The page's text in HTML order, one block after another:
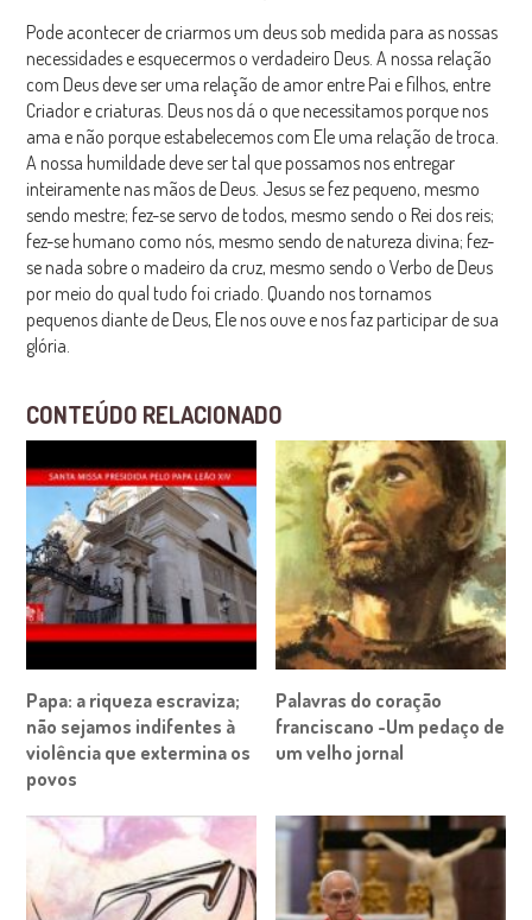
Pode acontecer de criarmos um deus sob medida para as nossas
necessidades e esquecermos o verdadeiro Deus. A nossa relação
com Deus deve ser uma relação de amor entre Pai e filhos, entre
Criador e criaturas. Deus nos dá o que necessitamos porque nos
ama e não porque estabelecemos com Ele uma relação de troca.
A nossa humildade deve ser tal que possamos nos entregar
inteiramente nas mãos de Deus. Jesus se fez pequeno, mesmo
sendo mestre; fez-se servo de todos, mesmo sendo o Rei dos reis;
fez-se humano como nós, mesmo sendo de natureza divina; fez-
se nada sobre o madeiro da cruz, mesmo sendo o Verbo de Deus
por meio do qual tudo foi criado. Quando nos tornamos
pequenos diante de Deus, Ele nos ouve e nos faz participar de sua
glória.
CONTEÚDO RELACIONADO
Papa: a riqueza escraviza;
não sejamos indifentes à
violência que extermina os
povos
Palavras do coração
franciscano -Um pedaço de
um velho jornal